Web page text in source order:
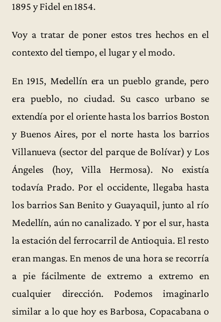
1895 y Fidel en 1854.
Voy a tratar de poner estos tres hechos en el
contexto del tiempo, el lugar y el modo.
En 1915, Medellín era un pueblo grande, pero
era pueblo, no ciudad. Su casco urbano se
extendía por el oriente hasta los barrios Boston
y Buenos Aires, por el norte hasta los barrios
Villanueva (sector del parque de Bolívar) y Los
Ángeles (hoy, Villa Hermosa). No existía
todavía Prado. Por el occidente, llegaba hasta
los barrios San Benito y Guayaquil, junto al río
Medellín, aún no canalizado. Y por el sur, hasta
la estación del ferrocarril de Antioquia. El resto
eran mangas. En menos de una hora se recorría
a pie fácilmente de extremo a extremo en
cualquier dirección. Podemos imaginarlo
similar a lo que hoy es Barbosa, Copacabana o